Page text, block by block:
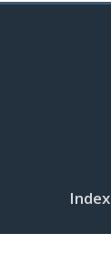
Index